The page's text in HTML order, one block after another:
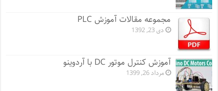
مجموعه مقالات آموزش PLC
دی 23, 1392
آموزش کنترل موتور DC با آردوینو
مرداد 26, 1399